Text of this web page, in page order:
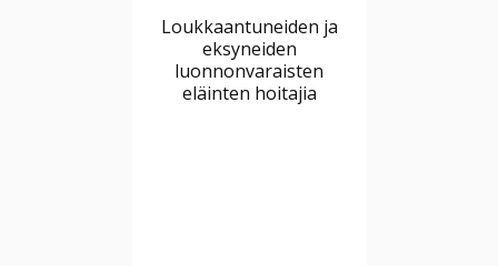
Loukkaantuneiden ja
eksyneiden
luonnonvaraisten
eläinten hoitajia